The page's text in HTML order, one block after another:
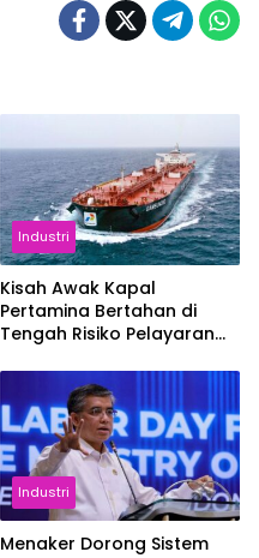
Industri
Kisah Awak Kapal
Pertamina Bertahan di
Tengah Risiko Pelayaran
Industri
Menaker Dorong Sistem